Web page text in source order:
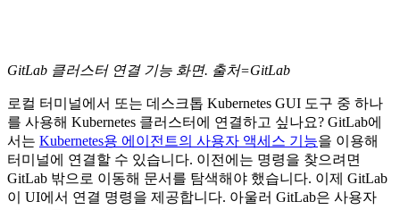
GitLab 클러스터 연결 기능 화면. 출처=GitLab
로컬 터미널에서 또는 데스크톱 Kubernetes GUI 도구 중 하나
를 사용해 Kubernetes 클러스터에 연결하고 싶나요? GitLab에
서는 Kubernetes용 에이전트의 사용자 액세스 기능을 이용해
터미널에 연결할 수 있습니다. 이전에는 명령을 찾으려면
GitLab 밖으로 이동해 문서를 탐색해야 했습니다. 이제 GitLab
이 UI에서 연결 명령을 제공합니다. 아울러 GitLab은 사용자